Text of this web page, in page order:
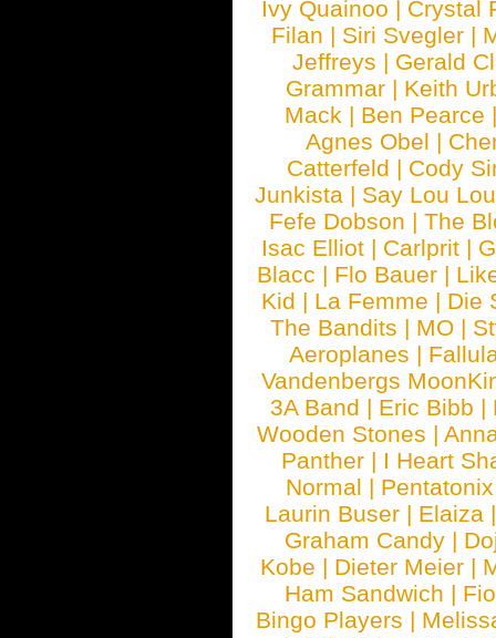
Ivy Quainoo | Crystal
Filan | Siri Svegler |
Jeffreys | Gerald
Grammar | Keith
Mack | Ben Pearce
Agnes Obel |
Catterfeld | Cody
Junkista | Say Lou Lou
Fefe Dobson | The
Isac Elliot | Carlprit |
Blacc | Flo Bauer |
Kid | La Femme | Die
The Bandits | MO |
Aeroplanes |
Vandenbergs
3A Band | Eric Bibb |
Wooden Stones |
Panther | I Heart
Normal | Pentatonix
Laurin Buser | Elaiza
Graham Candy |
Kobe | Dieter Meier |
Ham Sandwich |
Bingo Players |